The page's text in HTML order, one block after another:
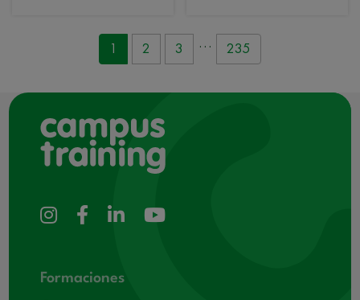
1 2 3 … 235
Formaciones